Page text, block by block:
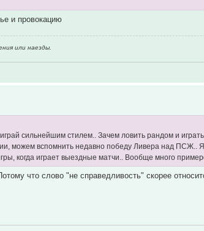
и провокацию
или наезды.
сильнейшим стилем.. Зачем ловить рандом и
можем вспомнить недавно победу Ливера над ПСЖ..
когда играет выездные матчи.. Вообще много
что слово "не справедливость" скорее